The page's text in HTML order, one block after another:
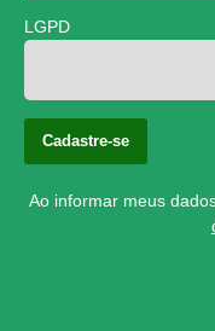
LGPD
Ao informar meus